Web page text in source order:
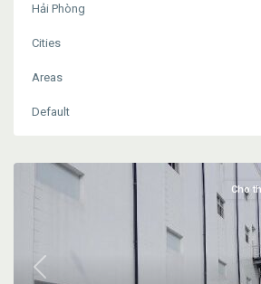
Hải Phòng
Cities
Areas
Default
Previous
Cho